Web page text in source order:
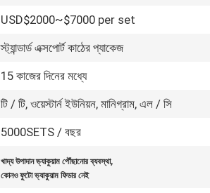
USD$2000~$7000 per set
স্ট্যান্ডার্ড এক্সপোর্ট কাঠের প্যাকেজ
15 কাজের দিনের মধ্যে
টি / টি, ওয়েস্টার্ন ইউনিয়ন, মানিগ্রাম, এল / সি
5000SETS / বছর
খাদ্য উপাদান ভ্যাকুয়াম পৌঁছানোর ব্যবস্থা,
কোনও ফুটো ভ্যাকুয়াম ফিডার নেই